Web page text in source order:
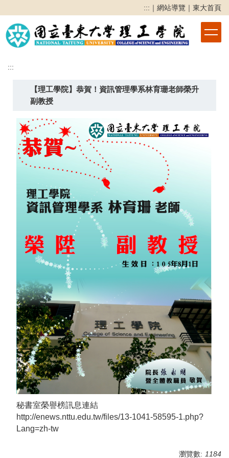
到
主
要
區
::: ｜ 網站導覽 ｜ 東大首頁
:::
【理工學院】恭賀！資訊管理學系林育珊老師榮升
副教授
秘書室榮譽榜訊息連結
http://enews.nttu.edu.tw/files/13-1041-58595-1.php?
Lang=zh-tw
瀏覽數: 1184